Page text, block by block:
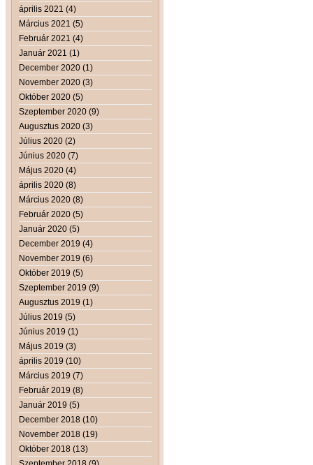
április 2021 (4)
Március 2021 (5)
Február 2021 (4)
Január 2021 (1)
December 2020 (1)
November 2020 (3)
Október 2020 (5)
Szeptember 2020 (9)
Augusztus 2020 (3)
Július 2020 (2)
Június 2020 (7)
Május 2020 (4)
április 2020 (8)
Március 2020 (8)
Február 2020 (5)
Január 2020 (5)
December 2019 (4)
November 2019 (6)
Október 2019 (5)
Szeptember 2019 (9)
Augusztus 2019 (1)
Július 2019 (5)
Június 2019 (1)
Május 2019 (3)
április 2019 (10)
Március 2019 (7)
Február 2019 (8)
Január 2019 (5)
December 2018 (10)
November 2018 (19)
Október 2018 (13)